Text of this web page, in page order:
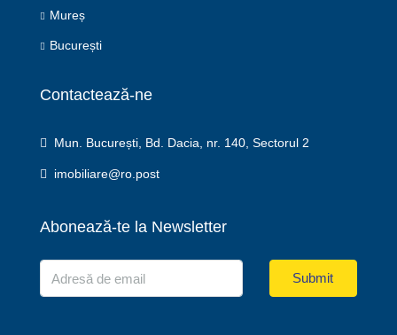
Mureș
București
Contactează-ne
Mun. București, Bd. Dacia, nr. 140, Sectorul 2
imobiliare@ro.post
Abonează-te la Newsletter
Submit